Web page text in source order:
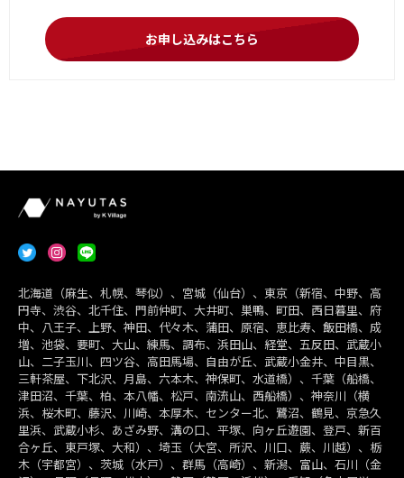
お申し込みはこちら
北海道（麻生、札幌、琴似）、宮城（仙台）、東京（新宿、中野、高
円寺、渋谷、北千住、門前仲町、大井町、巣鴨、町田、西日暮里、府
中、八王子、上野、神田、代々木、蒲田、原宿、恵比寿、飯田橋、成
増、池袋、要町、大山、練馬、調布、浜田山、経堂、五反田、武蔵小
山、二子玉川、四ツ谷、高田馬場、自由が丘、武蔵小金井、中目黒、
三軒茶屋、下北沢、月島、六本木、神保町、水道橋）、千葉（船橋、
津田沼、千葉、柏、本八幡、松戸、南流山、西船橋）、神奈川（横
浜、桜木町、藤沢、川崎、本厚木、センター北、鷺沼、鶴見、京急久
里浜、武蔵小杉、あざみ野、溝の口、平塚、向ヶ丘遊園、登戸、新百
合ヶ丘、東戸塚、大和）、埼玉（大宮、所沢、川口、蕨、川越）、栃
木（宇都宮）、茨城（水戸）、群馬（高崎）、新潟、富山、石川（金